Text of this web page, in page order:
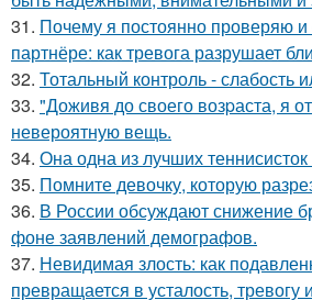
31. Почему я постоянно проверяю
партнёре: как тревога разрушает
32. Тотальный контроль - слабость
33. "Доживя до своего возpаста, я
невероятную вещь.
34. Она одна из лучших теннисисток
35. Помните девочку, которую
36. В России обсуждают снижение
фоне заявлений демографов.
37. Невидимая злость: как
превращается в усталость, тревогу